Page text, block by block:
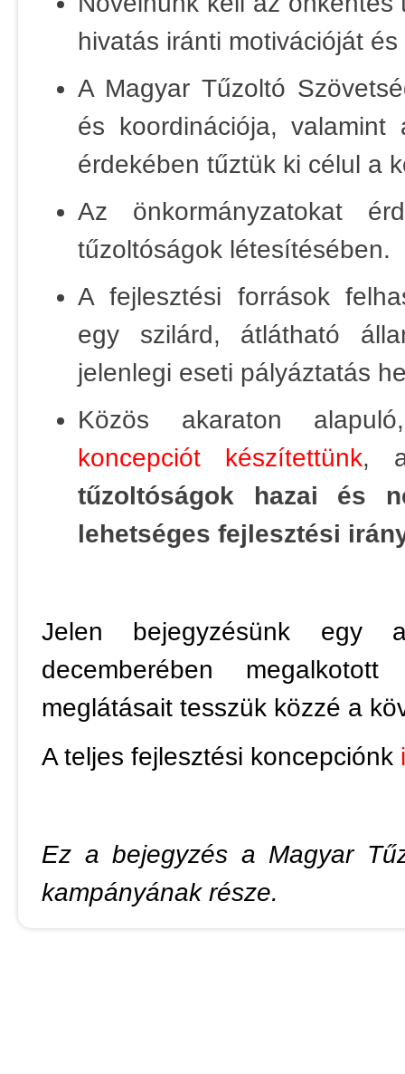
hivatás iránti motivációját
A Magyar Tűzoltó
és koordinációja, valamint
érdekében tűztük ki célul a
Az önkormányzatokat
tűzoltóságok létesítésében.
A fejlesztési források
egy szilárd, átlátható
jelenlegi eseti pályáztatás
Közös akaraton
koncepciót készítettünk,
tűzoltóságok hazai és
lehetséges fejlesztési
Jelen bejegyzésünk egy
decemberében
meglátásait tesszük közzé a
A teljes fejlesztési koncepciónk
Ez a bejegyzés a Magyar
kampányának része.